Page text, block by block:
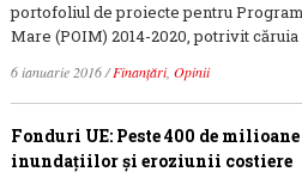
portofoliul de proiecte pentru
Mare (POIM) 2014-2020, potrivit
6 ianuarie 2016/Finanțări, Opinii
Fonduri UE: Peste 400 de
inundațiilor și eroziunii costiere